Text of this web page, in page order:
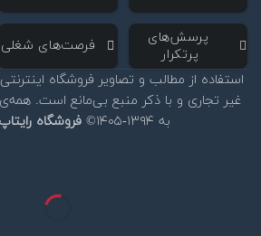
‌ پرسش‌های
پرتکرار
‌ فرصت‌های شغلی
استفاده از مطالب و تصاویر فروشگاه
غیر تجاری و با ذکر منبع بی‌مانع است. همه‌ی
به ۱۳۹۴-۱۴۰۵©
فروشگاه رایتاپ